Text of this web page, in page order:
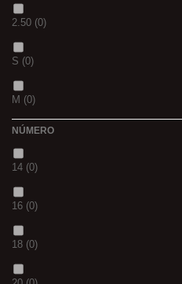
(0)
BLACK & RED
PANTHER
36(0)
P(0)
14(0)
42(0)
2.50 (0)
S (0)
M (0)
20MM
3 M (0)
(0)
NÚMERO
14 (0)
16 (0)
18 (0)